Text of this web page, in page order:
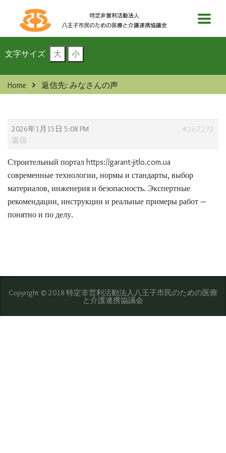
文字サイズ 大 小
Home 返信先: みなさんの声
2026年1月15日 5:08 PM #267272
返信
Строительный портал https://garant-jitlo.com.ua
современные технологии, нормы и стандарты, выбор
материалов, инженерия и безопасность. Экспертные
рекомендации, инструкции и реальные примеры работ —
понятно и по делу.
Copyright © 2018 特定非営利活動法人八王子市民のための医療
と介護連携協議会